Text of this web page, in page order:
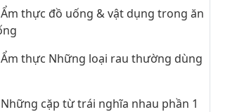
thực đồ uống & vật dụng trong ăn
Ẩm thực Những loại rau thường dùng
cặp từ trái nghĩa nhau phần 1